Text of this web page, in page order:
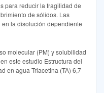
para reducir la fragilidad de
de sólidos. Las
la disolución dependiente
molecular (PM) y solubilidad
este estudio Estructura del
en agua Triacetina (TA) 6,7